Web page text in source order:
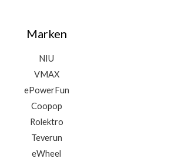
Marken
NIU
VMAX
ePowerFun
Coopop
Rolektro
Teverun
eWheel